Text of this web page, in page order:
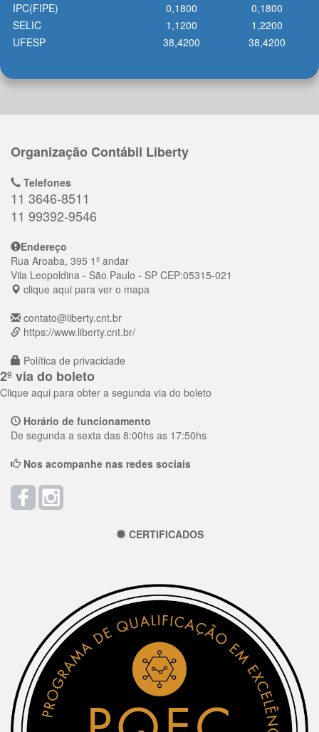
IPC(FIPE)
0,1800
0,1800
SELIC
1,1200
1,2200
UFESP
38,4200 38,4200
Organização Contábil Liberty
Telefones
11 3646-8511
11 99392-9546
Endereço
Rua Aroaba, 395 1º andar
Vila Leopoldina - São Paulo - SP CEP:05315-021
clique aqui para ver o mapa
contato@liberty.cnt.br
https://www.liberty.cnt.br/
Política de privacidade
2º via do boleto
Clique aqui para obter a segunda via do boleto
Horário de funcionamento
De segunda a sexta das 8:00hs as 17:50hs
Nos acompanhe nas redes sociais
CERTIFICADOS